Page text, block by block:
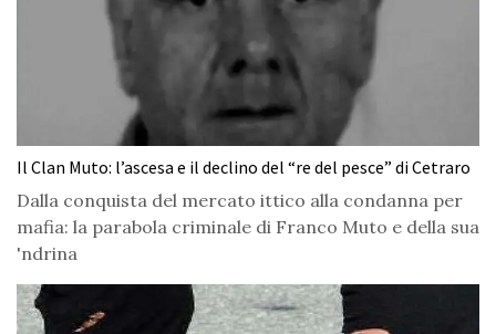
Il Clan Muto: l’ascesa e il declino del “re del pesce” di Cetraro
Dalla conquista del mercato ittico alla condanna per
mafia: la parabola criminale di Franco Muto e della sua
'ndrina